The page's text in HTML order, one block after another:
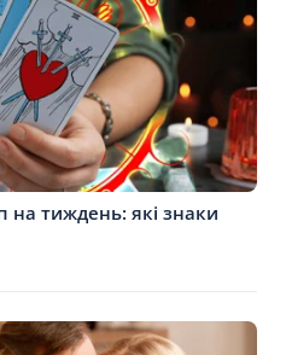
на тиждень: які знаки